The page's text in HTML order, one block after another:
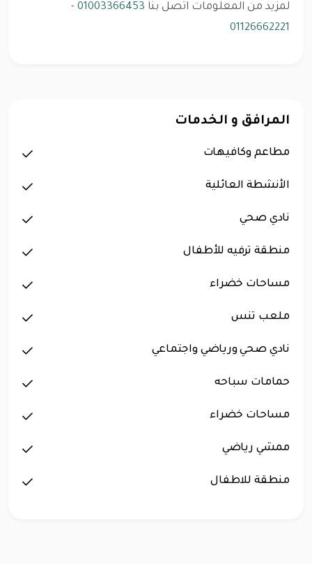
لمزيد من المعلومات اتصل بنا 01003366453
-
01126662221
المرافق و الخدمات
مطاعم وكافيهات
الأنشطة العائلية
نادي صحي
منطقة ترفيه للأطفال
مساحات خضراء
ملعب تنس
نادي صحي ورياضي واجتماعي
حمامات سباحه
مساحات خضراء
ممشي رياضي
منطقة للاطفال